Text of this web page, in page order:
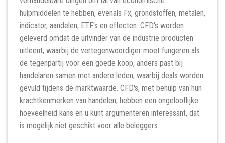
hulpmiddelen te hebben, evenals Fx, grondstoffen, metalen,
indicator, aandelen, ETF's en effecten. CFD's worden
geleverd omdat de uitvinder van de industrie producten
uitleent, waarbij de vertegenwoordiger moet fungeren als
de tegenpartij voor een goede koop, anders past bij
handelaren samen met andere leden, waarbij deals worden
gevuld tijdens de marktwaarde. CFD's, met behulp van hun
krachtkenmerken van handelen, hebben een ongelooflijke
hoeveelheid kans en u kunt argumenteren interessant, dat
is mogelijk niet geschikt voor alle beleggers.